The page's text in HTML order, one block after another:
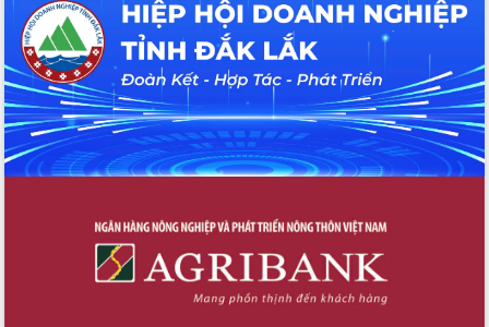
Tháo gỡ những vướng mắc, đẩy mạnh
công tác cải cách thủ tục hành chính
tại Trung tâm Phục vụ hành chính
công tỉnh
Đắk Lắk: Tôn vinh 46 giải pháp tại Hội
thi Sáng tạo Kỹ thuật 2024 - 2025
Đắk Lắk rà soát, điều chỉnh Đề án 190
Trương Công Thái kiểm tra thực địa
Dự án cao tốc Khánh Hòa - Buôn Ma
Định vị cà phê Việt Nam như một “di